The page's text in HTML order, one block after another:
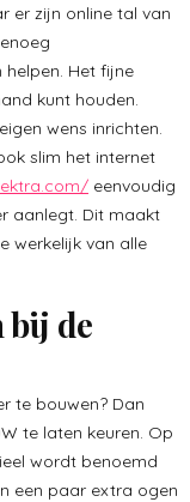
er zijn online tal van
helpen. Het fijne
kunt houden.
wens inrichten.
slim het internet
eenvoudig
aanlegt. Dit maakt
werkelijk van alle
bij de
te bouwen? Dan
te laten keuren. Op
wordt benoemd
een paar extra ogen